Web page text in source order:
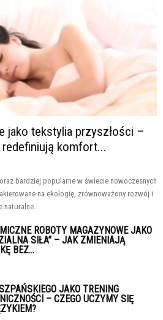
jako tekstylia przyszłości –
redefiniują komfort...
bardziej popularne w świecie nowoczesnych
na ekologię, zrównoważony rozwój i
ROBOTY MAGAZYNOWE JAKO
SIŁA” – JAK ZMIENIAJĄ
BEZ...
JAKO TRENING
– CZEGO UCZYMY SIĘ